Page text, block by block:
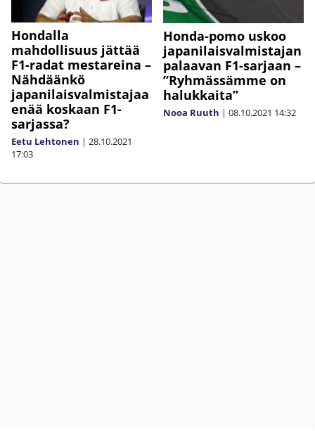
Hondalla
mahdollisuus jättää
F1-radat mestareina –
Nähdäänkö
japanilaisvalmistajaa
enää koskaan F1-
sarjassa?
Eetu Lehtonen | 28.10.2021
17:03
Honda-pomo uskoo
japanilaisvalmistajan
palaavan F1-sarjaan –
”Ryhmässämme on
halukkaita”
Nooa Ruuth | 08.10.2021 14:32